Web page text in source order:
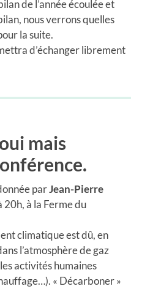
de l’année écoulée et
nous verrons quelles
la suite.
d’échanger librement
mais
parJean-Pierre
20h, à la Ferme du
climatique est dû, en
l’atmosphère de gaz
activités humaines
« Décarboner »